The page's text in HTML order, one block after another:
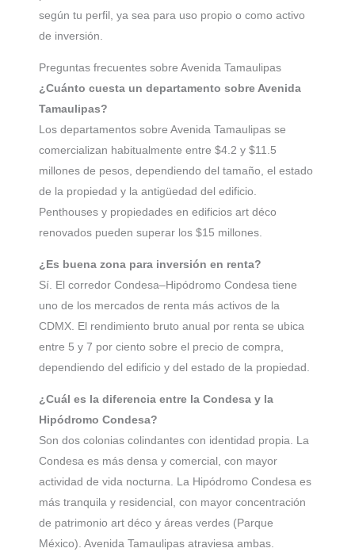
según tu perfil, ya sea para uso propio o como activo
de inversión.
Preguntas frecuentes sobre Avenida Tamaulipas
¿Cuánto cuesta un departamento sobre Avenida
Tamaulipas?
Los departamentos sobre Avenida Tamaulipas se
comercializan habitualmente entre $4.2 y $11.5
millones de pesos, dependiendo del tamaño, el estado
de la propiedad y la antigüedad del edificio.
Penthouses y propiedades en edificios art déco
renovados pueden superar los $15 millones.
¿Es buena zona para inversión en renta?
Sí. El corredor Condesa–Hipódromo Condesa tiene
uno de los mercados de renta más activos de la
CDMX. El rendimiento bruto anual por renta se ubica
entre 5 y 7 por ciento sobre el precio de compra,
dependiendo del edificio y del estado de la propiedad.
¿Cuál es la diferencia entre la Condesa y la
Hipódromo Condesa?
Son dos colonias colindantes con identidad propia. La
Condesa es más densa y comercial, con mayor
actividad de vida nocturna. La Hipódromo Condesa es
más tranquila y residencial, con mayor concentración
de patrimonio art déco y áreas verdes (Parque
México). Avenida Tamaulipas atraviesa ambas.